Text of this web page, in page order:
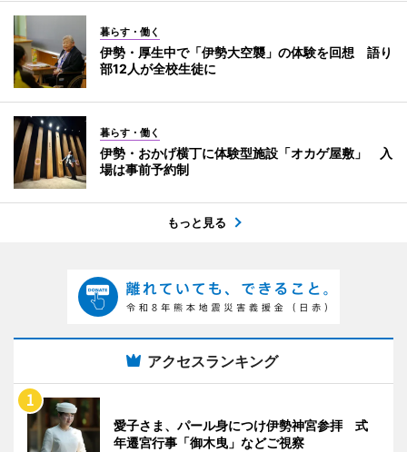
暮らす・働く
伊勢・厚生中で「伊勢大空襲」の体験を回想 語り
部12人が全校生徒に
暮らす・働く
伊勢・おかげ横丁に体験型施設「オカゲ屋敷」 入
場は事前予約制
もっと見る
アクセスランキング
愛子さま、パール身につけ伊勢神宮参拝 式
年遷宮行事「御木曳」などご視察